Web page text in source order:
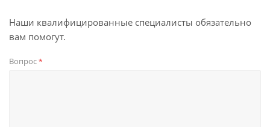
Наши квалифицированные специалисты обязательно
вам помогут.
Вопрос*